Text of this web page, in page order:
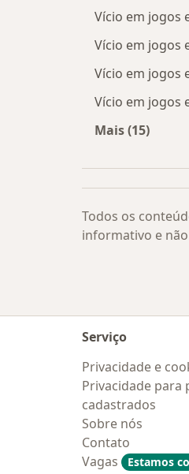
Vício em jogos
Vício em jogos
Vício em jogos
Vício em jogos
Mais (15)
Todos os
informativo e
Serviço
Privacidade e
Privacidade para
cadastrados
Sobre nós
Contato
Vagas
Estamos